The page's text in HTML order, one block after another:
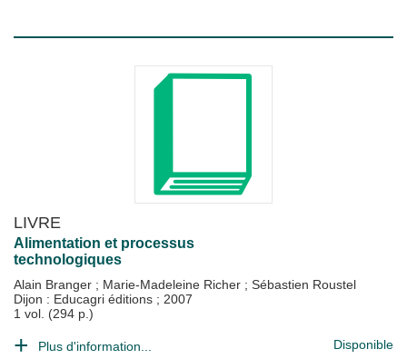
LIVRE
Alimentation et processus
technologiques
Alain Branger ; Marie-Madeleine Richer ; Sébastien Roustel
Dijon : Educagri éditions ; 2007
1 vol. (294 p.)
Plus d'information... Disponible